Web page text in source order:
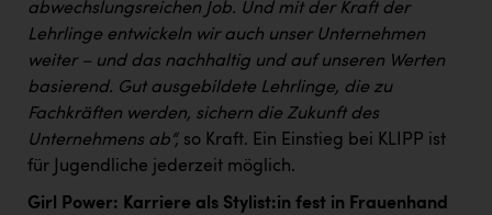
TCL
TGW Logistics
TRAILOMAT & Cycling Austria
VERITAS
abwechslungsreichen Job. Und mit der Kraft der
Lehrlinge entwickeln wir auch unser Unternehmen
weiter – und das nachhaltig und auf unseren Werten
basierend. Gut ausgebildete Lehrlinge, die zu
Fachkräften werden, sichern die Zukunft des
Unternehmens ab“, so Kraft. Ein Einstieg bei KLIPP ist
für Jugendliche jederzeit möglich.
Girl Power: Karriere als Stylist:in fest in Frauenhand